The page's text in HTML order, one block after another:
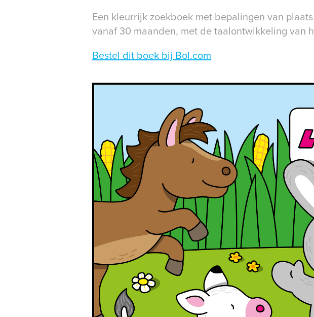
Een kleurrijk zoekboek met bepalingen van
vanaf 30 maanden, met de taalontwikkeling van
​​​​​​​​Bestel dit boek bij Bol.com